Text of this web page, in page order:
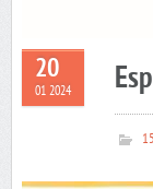
20
01 2024